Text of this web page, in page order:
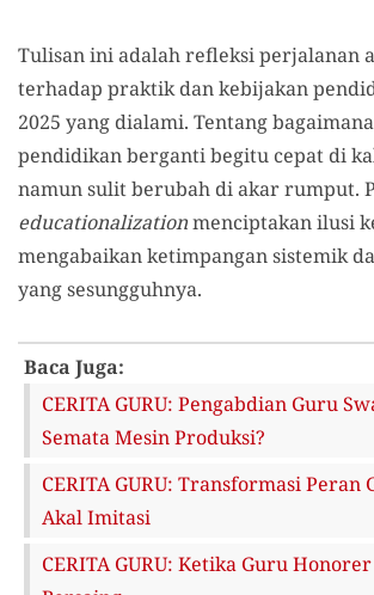
Tulisan ini adalah refleksi perjalanan
terhadap praktik dan kebijakan
2025 yang dialami. Tentang
pendidikan berganti begitu cepat di
namun sulit berubah di akar rumput.
educationalizationmenciptakan ilusi
mengabaikan ketimpangan sistemik
yang sesungguhnya.
Baca Juga:
CERITA GURU: Pengabdian Guru
Semata Mesin Produksi?
CERITA GURU: Transformasi Peran
Akal Imitasi
CERITA GURU: Ketika Guru